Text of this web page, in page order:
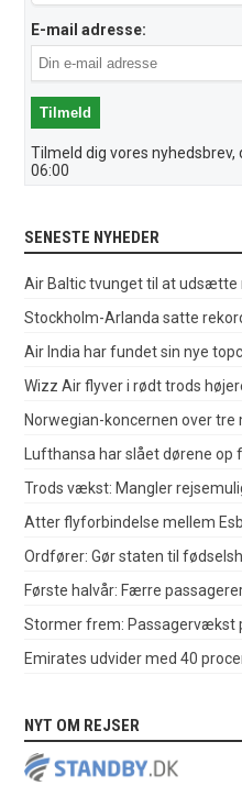
E-mail adresse:
Tilmeld dig vores nyhedsbrev,
06:00
SENESTE NYHEDER
Air Baltic tvunget til at
Stockholm-Arlanda satte
Air India har fundet sin nye
Wizz Air flyver i rødt trods
Norwegian-koncernen over
Lufthansa har slået dørene
Trods vækst: Mangler
Atter flyforbindelse mellem
Ordfører: Gør staten til
Første halvår: Færre
Stormer frem: Passagervækst
Emirates udvider med 40
NYT OM REJSER